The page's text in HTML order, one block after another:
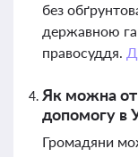
без
державною
правосуддя.
Як можна
допомогу в
Громадяни